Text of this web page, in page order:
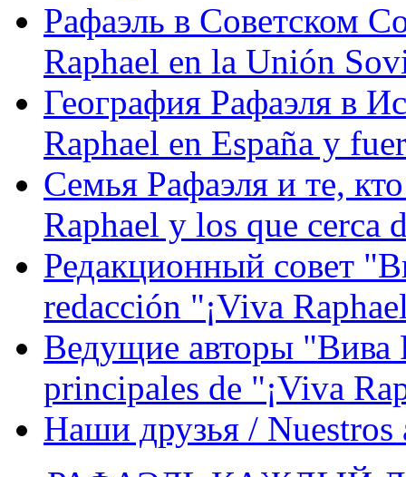
Рафаэль в Советском
Raphael en la Unión
География Рафаэля в
Raphael en España y
Семья Рафаэля и те,
Raphael y los que cerca
Редакционный совет
redacción "¡Viva
Ведущие авторы "Вива
principales de "¡Viva
Наши друзья / Nuestros